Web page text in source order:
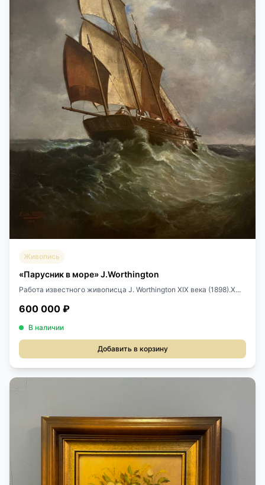
Живопись
«Парусник в море» J.Worthington
Работа известного живописца J. Worthington XIX века (1898).Х...
600 000 ₽
В наличии
Добавить в корзину